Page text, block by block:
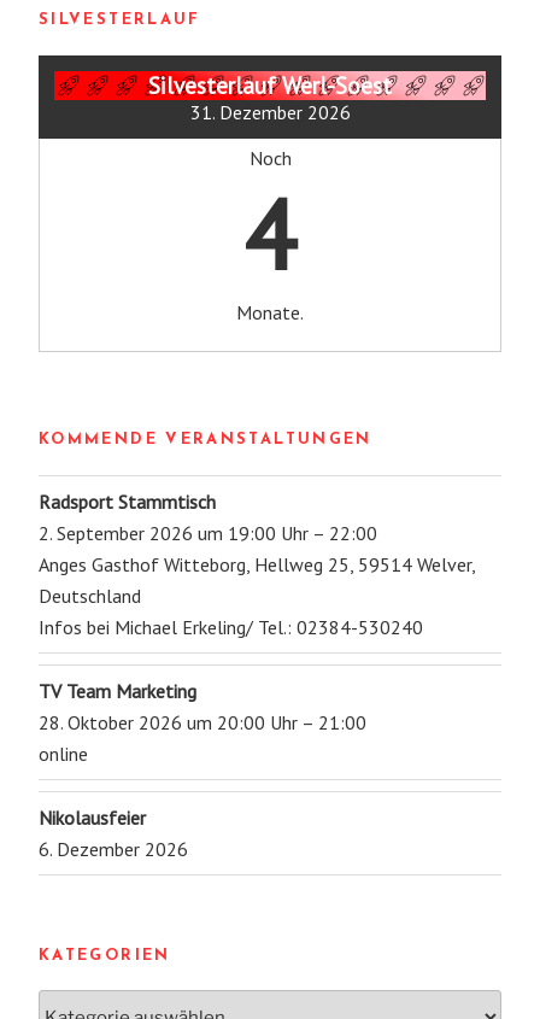
SILVESTERLAUF
Silvesterlauf Werl-Soest
31. Dezember 2026
Noch
4
Monate.
KOMMENDE VERANSTALTUNGEN
Radsport Stammtisch
2. September 2026 um 19:00 Uhr – 22:00
Anges Gasthof Witteborg, Hellweg 25, 59514 Welver,
Deutschland
Infos bei Michael Erkeling/ Tel.: 02384-530240
TV Team Marketing
28. Oktober 2026 um 20:00 Uhr – 21:00
online
Nikolausfeier
6. Dezember 2026
KATEGORIEN
Kategorien